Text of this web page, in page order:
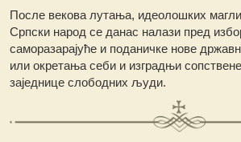
После векова лутања, идеолошких
Српски народ се данас налази пред
саморазарајуће и поданичке нове
или окретања себи и изградњи
заједнице слободних људи.